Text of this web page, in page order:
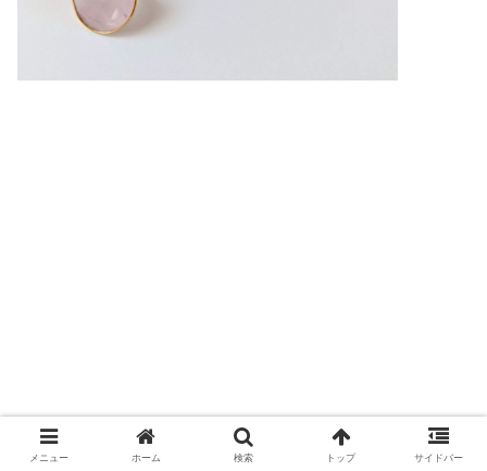
メニュー ホーム 検索 トップ サイドバー